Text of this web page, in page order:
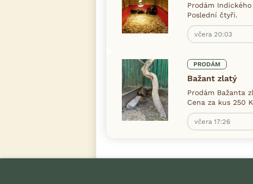
Prodám
Poslední čtyři.
včera 20:03
PRODÁM
Bažant zlatý
Prodám Bažanta
Cena za kus 250
včera 17:26